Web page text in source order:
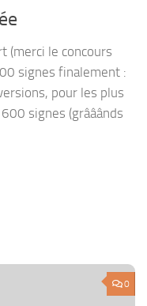
(merci le concours
signes finalement :
pour les plus
signes (grââânds
0